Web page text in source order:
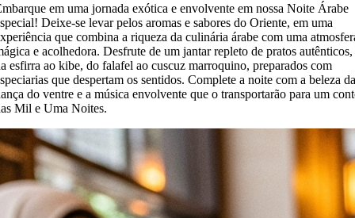
em uma jornada exótica e envolvente em nossa Noite Árabe
Deixe-se levar pelos aromas e sabores do Oriente, em uma
que combina a riqueza da culinária árabe com uma
e acolhedora. Desfrute de um jantar repleto de pratos autênticos,
esfirra ao kibe, do falafel ao cuscuz marroquino, preparados com
que despertam os sentidos. Complete a noite com a beleza da
do ventre e a música envolvente que o transportarão para um
Mil e Uma Noites.